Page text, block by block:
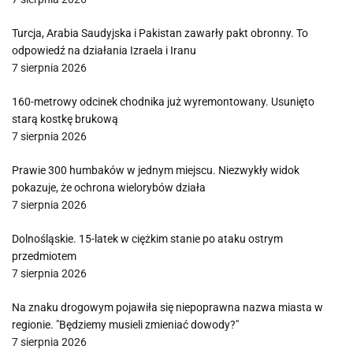
Turcja, Arabia Saudyjska i Pakistan zawarły pakt obronny. To
odpowiedź na działania Izraela i Iranu
7 sierpnia 2026
160-metrowy odcinek chodnika już wyremontowany. Usunięto
starą kostkę brukową
7 sierpnia 2026
Prawie 300 humbaków w jednym miejscu. Niezwykły widok
pokazuje, że ochrona wielorybów działa
7 sierpnia 2026
Dolnośląskie. 15-latek w ciężkim stanie po ataku ostrym
przedmiotem
7 sierpnia 2026
Na znaku drogowym pojawiła się niepoprawna nazwa miasta w
regionie. "Będziemy musieli zmieniać dowody?"
7 sierpnia 2026